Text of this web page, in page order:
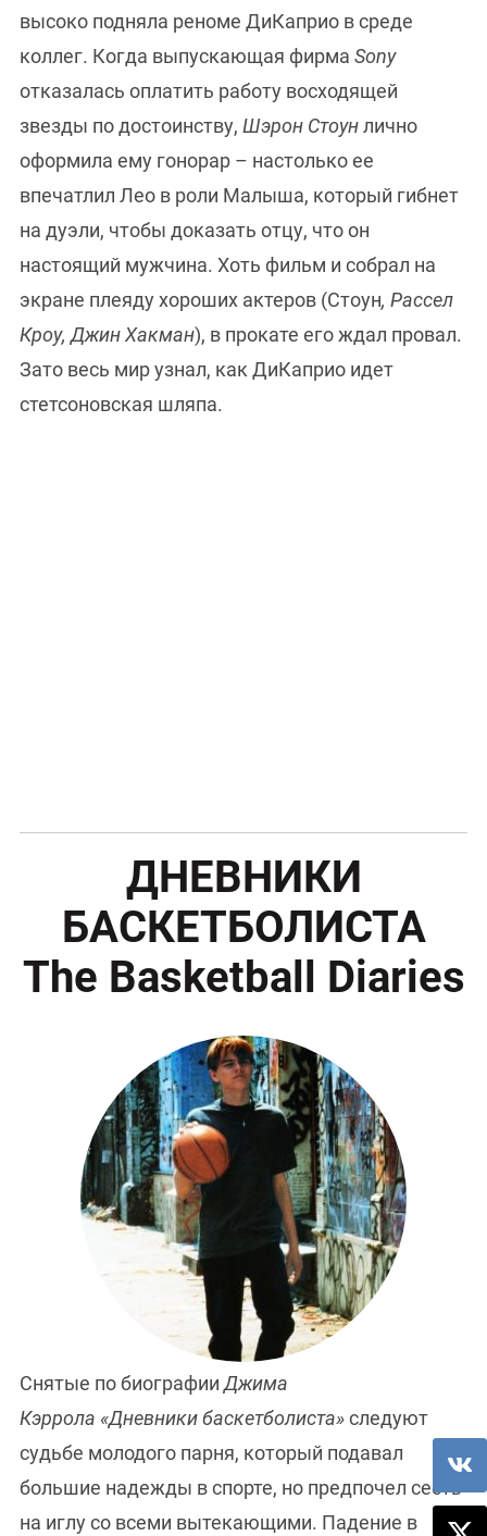
высоко подняла реноме ДиКаприо в среде
коллег. Когда выпускающая фирма Sony
отказалась оплатить работу восходящей
звезды по достоинству, Шэрон Стоунлично
оформила ему гонорар – настолько ее
впечатлил Лео в роли Малыша, который гибнет
на дуэли, чтобы доказать отцу, что он
настоящий мужчина. Хоть фильм и собрал на
экране плеяду хороших актеров (Стоун, Рассел
Кроу, Джин Хакман), в прокате его ждал провал.
Зато весь мир узнал, как ДиКаприо идет
стетсоновская шляпа.
ДНЕВНИКИ
БАСКЕТБОЛИСТА
The Basketball Diaries
Снятые по биографииДжима
Кэррола «Дневники баскетболиста»следуют
судьбе молодого парня, который подавал
большие надежды в спорте, но предпочел сесть
на иглу со всеми вытекающими. Падение в